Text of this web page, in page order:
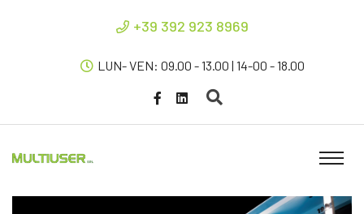
+39 392 923 8969
LUN- VEN: 09.00 - 13.00 | 14-00 - 18.00